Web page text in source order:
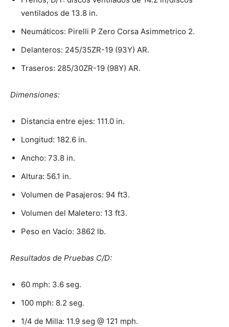
ventilados de 13.8 in.
Neumáticos: Pirelli P Zero Corsa Asimmetrico 2.
Delanteros: 245/35ZR-19 (93Y) AR.
Traseros: 285/30ZR-19 (98Y) AR.
Dimensiones:
Distancia entre ejes: 111.0 in.
Longitud: 182.6 in.
Ancho: 73.8 in.
Altura: 56.1 in.
Volumen de Pasajeros: 94 ft3.
Volumen del Maletero: 13 ft3.
Peso en Vacío: 3862 lb.
Resultados de Pruebas C/D:
60 mph: 3.6 seg.
100 mph: 8.2 seg.
1/4 de Milla: 11.9 seg @ 121 mph.